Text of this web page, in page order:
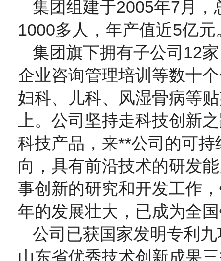
集团组建于2005年7月
1000多人，年产值近5亿元
集团旗下拥有子公司12
企业咨询管理培训等数十
妇科、儿科、风湿骨病等
上。公司坚持走科技创新
科技产品，来**公司的可
向，具有前沿技术的研发
事创新的研究和开发工作
年的发展壮大，已成为全
公司已获国家发明专利
山东省优秀技术创新成果